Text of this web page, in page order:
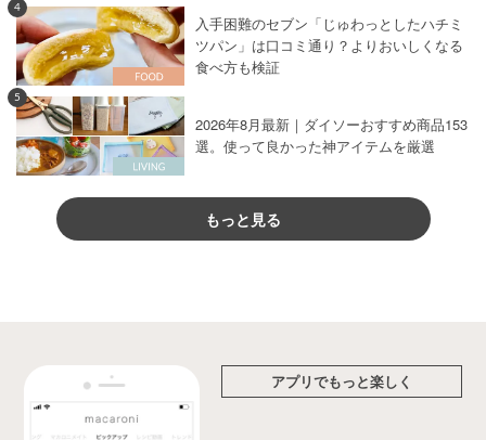
4
入手困難のセブン「じゅわっとしたハチミ
ツパン」は口コミ通り？よりおいしくなる
食べ方も検証
5
2026年8月最新｜ダイソーおすすめ商品153
選。使って良かった神アイテムを厳選
もっと見る
アプリでもっと楽しく